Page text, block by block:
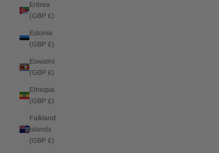
Eritrea
(GBP £)
Estonia
(GBP £)
Eswatini
(GBP £)
Ethiopia
(GBP £)
Falkland
Islands
(GBP £)